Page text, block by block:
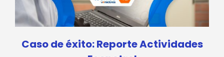
Caso de éxito: Reporte Actividades